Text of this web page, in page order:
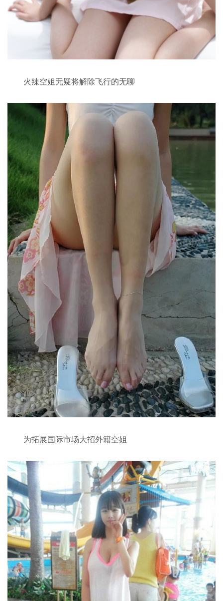
火辣空姐无疑将解除飞行的无聊
为拓展国际市场大招外籍空姐